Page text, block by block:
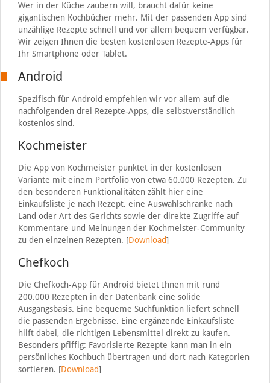
Wer in der Küche zaubern will, braucht dafür keine
gigantischen Kochbücher mehr. Mit der passenden App sind
unzählige Rezepte schnell und vor allem bequem verfügbar.
Wir zeigen Ihnen die besten kostenlosen Rezepte-Apps für
Ihr Smartphone oder Tablet.
Android
Spezifisch für Android empfehlen wir vor allem auf die
nachfolgenden drei Rezepte-Apps, die selbstverständlich
kostenlos sind.
Kochmeister
Die App von Kochmeister punktet in der kostenlosen
Variante mit einem Portfolio von etwa 60.000 Rezepten. Zu
den besonderen Funktionalitäten zählt hier eine
Einkaufsliste je nach Rezept, eine Auswahlschranke nach
Land oder Art des Gerichts sowie der direkte Zugriffe auf
Kommentare und Meinungen der Kochmeister-Community
zu den einzelnen Rezepten. [Download]
Chefkoch
Die Chefkoch-App für Android bietet Ihnen mit rund
200.000 Rezepten in der Datenbank eine solide
Ausgangsbasis. Eine bequeme Suchfunktion liefert schnell
die passenden Ergebnisse. Eine ergänzende Einkaufsliste
hilft dabei, die richtigen Lebensmittel direkt zu kaufen.
Besonders pfiffig: Favorisierte Rezepte kann man in ein
persönliches Kochbuch übertragen und dort nach Kategorien
sortieren. [Download]